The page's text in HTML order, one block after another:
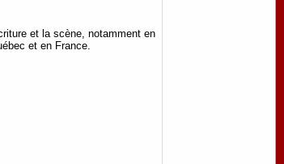
et la scène, notamment en
et en France.